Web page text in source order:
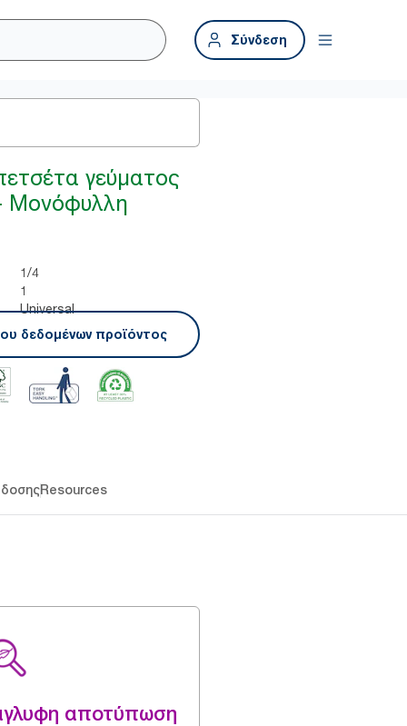
Σύνδεση
γεύματος
Μονόφυλλη
1/4
1
Universal
δεδομένων προϊόντος
Resources
αποτύπωση